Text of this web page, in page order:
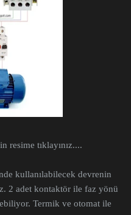
resime tıklayınız....
kullanılabilecek devrenin
2 adet kontaktör ile faz yönü
Termik ve otomat ile